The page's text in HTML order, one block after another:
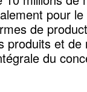
pour
de
produits et de
du